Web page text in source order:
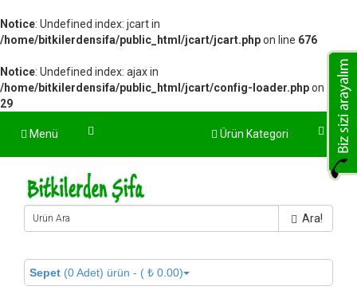
Notice: Undefined index: jcart in
/home/bitkilerdensifa/public_html/jcart/jcart.phpon line 676
Notice: Undefined index: ajax in
/home/bitkilerdensifa/public_html/jcart/config-loader.phpon line
29
Menü Ürün Kategori
Ara!
Sepet (0 Adet) ürün - ( ₺ 0.00)